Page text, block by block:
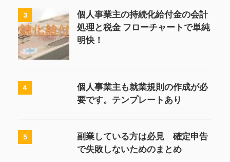
3
個人事業主の持続化給付金の会計
処理と税金 フローチャートで単純
明快！
4
個人事業主も就業規則の作成が必
要です。テンプレートあり
5
副業している方は必見 確定申告
で失敗しないためのまとめ